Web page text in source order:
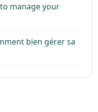
manage your
bien gérer sa